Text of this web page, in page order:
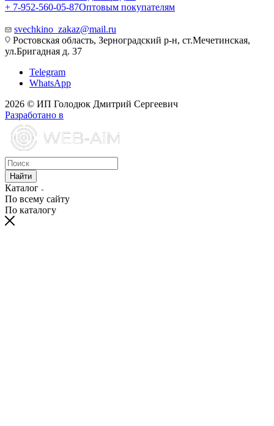
+ 7-952-560-05-87Оптовым покупателям
svechkino_zakaz@mail.ru
Ростовская область, Зерноградский р-н, ст.Мечетинская,
ул.Бригадная д. 37
Telegram
WhatsApp
2026 © ИП Голодюк Дмитрий Сергеевич
Разработано в
Найти
Каталог
По всему сайту
По каталогу